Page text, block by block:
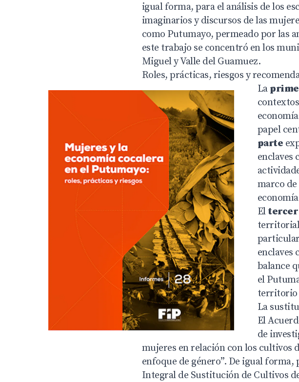
igual forma, para el análisis de los
imaginarios y discursos de las
como Putumayo, permeado por las
este trabajo se concentró en los
Miguel y Valle del Guamuez.
Roles, prácticas, riesgos y
La
papel
parte
enclaves
marco
El tercer
enclaves
balance
el
territorio
La
El
de
mujeres en relación con los cultivos
enfoque de género”. De igual
Integral de Sustitución de Cultivos